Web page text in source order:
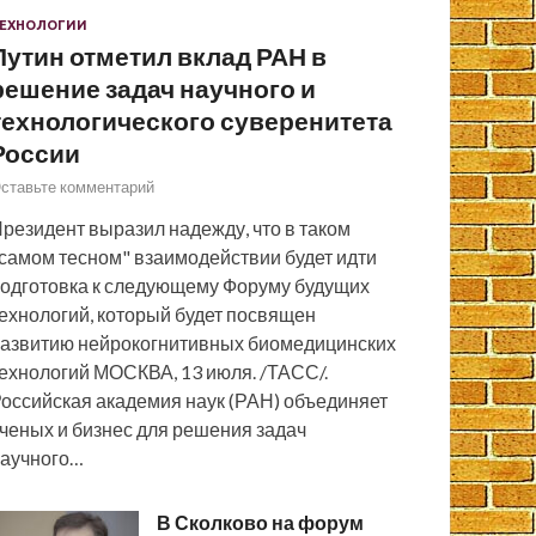
отметил вклад РАН в
задач научного и
суверенитета
комментарий
выразил надежду, что в таком
тесном" взаимодействии будет идти
к следующему Форуму будущих
который будет посвящен
нейрокогнитивных биомедицинских
МОСКВА, 13 июля. /ТАСС/.
академия наук (РАН) объединяет
и бизнес для решения задач
В Сколково на форум